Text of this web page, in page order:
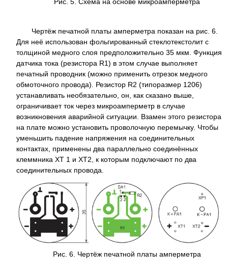
Чертёж печатной платы амперметра показан на рис. 6.
Для неё использован фольгированный стеклотекстолит с
толщиной медного слоя предположительно 35 мкм. Функция
датчика тока (резистора R1) в этом случае выполняет
печатный проводник (можно применить отрезок медного
обмоточного провода). Резистор R2 (типоразмер 1206)
устанавливать необязательно, он, как сказано выше,
ограничивает ток через микроамперметр в случае
возникновения аварийной ситуации. Взамен этого резистора
на плате можно установить проволочную перемычку. Чтобы
уменьшить падение напряжения на соединительных
контактах, применены два параллельно соединённых
клеммника XT 1 и XT2, к которым подключают по два
соединительных провода.
Рис. 6. Чертёж печатной платы амперметра